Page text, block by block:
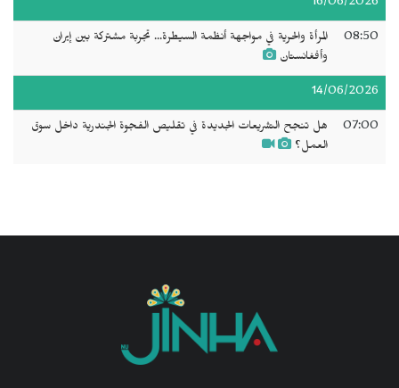
16/06/2026
08:50
المرأة والحرية في مواجهة أنظمة السيطرة... تجربة مشتركة بين إيران
وأفغانستان
14/06/2026
07:00
هل تنجح التشريعات الجديدة في تقليص الفجوة الجندرية داخل سوق
العمل؟